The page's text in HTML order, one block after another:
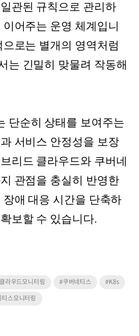
관된 규칙으로 관리하
어주는 운영 체계입니
로는 별개의 영역처럼
는 긴밀히 맞물려 작동해
단순히 상태를 보여주는
서비스 안정성을 보장
리드 클라우드와 쿠버네
관점을 충실히 반영한
애 대응 시간을 단축하
보할 수 있습니다.
라우드모니터링 #쿠버네티스
#K8s
스모니터링